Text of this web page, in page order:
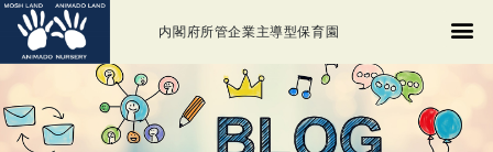
内閣府所管企業主導型保育園